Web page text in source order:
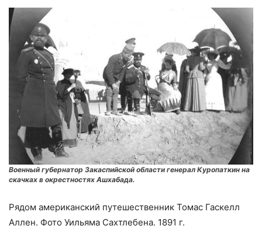
Военный губернатор Закаспийской области генерал Куропаткин на
скачках в окрестностях Ашхабада.
Рядом американский путешественник Томас Гаскелл
Аллен. Фото Уильяма Сахтлебена. 1891 г.